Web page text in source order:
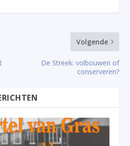
Volgende
De Streek: volbouwen of
conserveren?